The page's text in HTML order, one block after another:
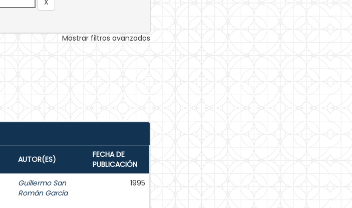
Mostrar filtros avanzados
AUTOR(ES)
FECHA DE
PUBLICACIÓN
Guillermo San
Román García
1995